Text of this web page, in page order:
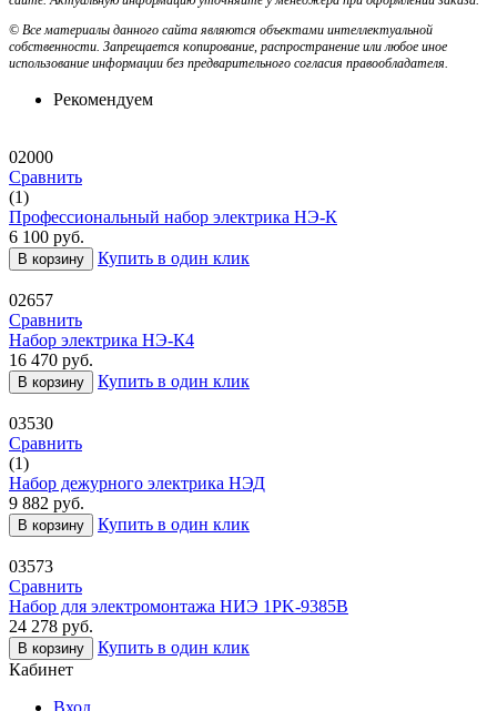
© Все материалы данного сайта являются объектами интеллектуальной
собственности. Запрещается копирование, распространение или любое иное
использование информации без предварительного согласия правообладателя.
Рекомендуем
02000
Сравнить
(1)
Профессиональный набор электрика НЭ-К
6 100 руб.
В корзину Купить в один клик
02657
Сравнить
Набор электрика НЭ-К4
16 470 руб.
В корзину Купить в один клик
03530
Сравнить
(1)
Набор дежурного электрика НЭД
9 882 руб.
В корзину Купить в один клик
03573
Сравнить
Набор для электромонтажа НИЭ 1PK-9385B
24 278 руб.
В корзину
Купить в один клик
Кабинет
Вход